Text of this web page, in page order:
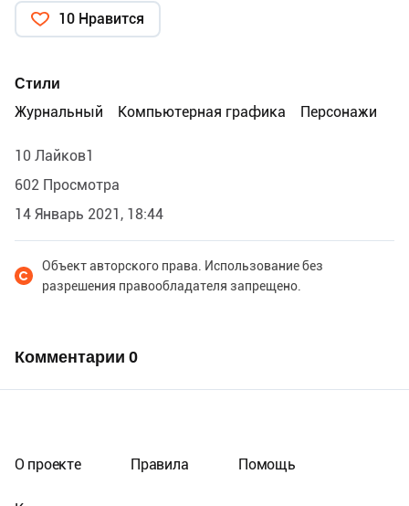
10 Нравится
Стили
Журнальный
Компьютерная графика Персонажи
10 Лайков1
602 Просмотра
14 Январь 2021, 18:44
Объект авторского права. Использование без
разрешения правообладателя запрещено.
Комментарии 0
О проекте Правила Помощь